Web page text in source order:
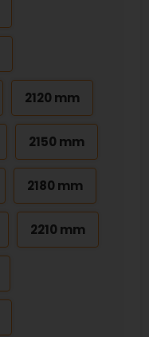
2120 mm
2150 mm
2180 mm
2210 mm